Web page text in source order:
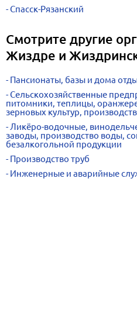
Спасск-Рязанский
Смотрите другие
Жиздре и
Пансионаты, базы и дома
Сельскохозяйственные
питомники, теплицы,
зерновых культур,
Ликёро-водочные,
заводы, производство воды,
безалкогольной продукции
Производство труб
Инженерные и аварийные